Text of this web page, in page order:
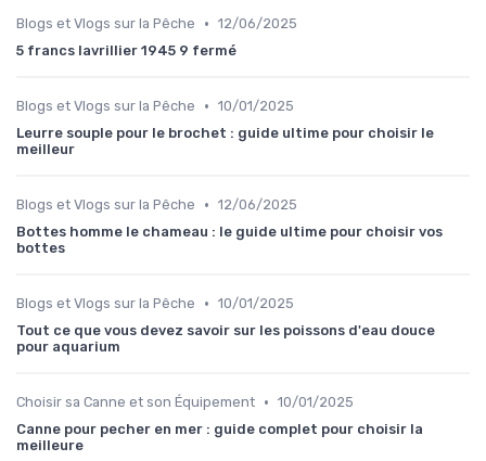
Blogs et Vlogs sur la Pêche • 12/06/2025
5 francs lavrillier 1945 9 fermé
Blogs et Vlogs sur la Pêche • 10/01/2025
Leurre souple pour le brochet : guide ultime pour choisir le
meilleur
Blogs et Vlogs sur la Pêche • 12/06/2025
Bottes homme le chameau : le guide ultime pour choisir vos
bottes
Blogs et Vlogs sur la Pêche • 10/01/2025
Tout ce que vous devez savoir sur les poissons d'eau douce
pour aquarium
Choisir sa Canne et son Équipement • 10/01/2025
Canne pour pecher en mer : guide complet pour choisir la
meilleure